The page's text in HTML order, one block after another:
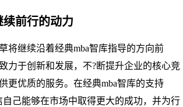
前行的动力
将继续沿着经典mba智库指导的方向前
力于创新和发展，不?断提升企业的核心竞
更优质的服务。在经典mba智库的支持
自己能够在市场中取得更大的成功，并为行